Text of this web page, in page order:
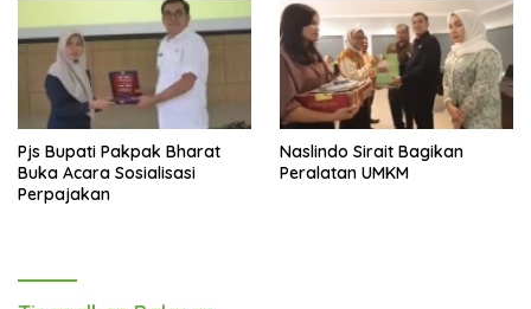
Pjs Bupati Pakpak Bharat
Buka Acara Sosialisasi
Perpajakan
Naslindo Sirait Bagikan
Peralatan UMKM